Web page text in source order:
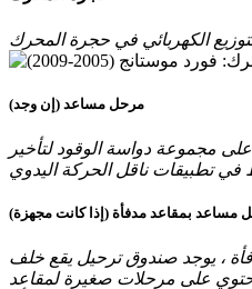
مرحل مساعد (إن وجد)
مساعد بمقاعد مدفأة (إذا كانت مجهزة)
، يوجد صندوق ترحيل يقع خلف
على مرحلات صغيرة لمقاعد